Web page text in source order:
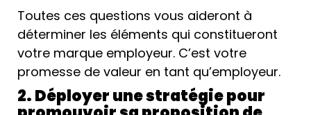
Toutes ces questions vous aideront à
déterminer les éléments qui constitueront
votre marque employeur. C’est votre
promesse de valeur en tant qu’employeur.
2. Déployer une stratégie pour